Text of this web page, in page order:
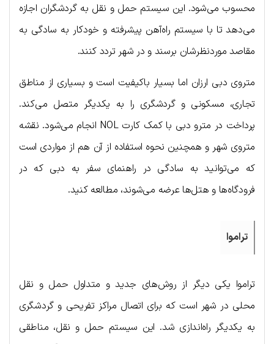
محسوب می‌شود. این سیستم حمل و نقل به گردشگران اجازه
می‌دهد تا با سیستم راه‌آهن پیشرفته و خودکار به سادگی به
مقاصد موردنظرشان برسند و در شهر تردد کنند.
متروی دبی ارزان اما بسیار باکیفیت است و بسیاری از مناطق
تجاری، مسکونی و گردشگری را به یکدیگر متصل می‌کند.
پرداخت در مترو دبی با کمک کارت NOL انجام می‌شود. نقشه
متروی شهر و همچنین نحوه استفاده از آن هم از مواردی است
که می‌توانید به سادگی در راهنمای سفر به دبی که در
فرودگاه‌ها و هتل‌ها عرضه می‌شوند، مطالعه کنید.
تراموا
تراموا یکی دیگر از روش‌های جدید و متداول حمل و نقل
محلی در شهر است که برای اتصال مراکز تفریحی و گردشگری
به یکدیگر راه‌اندازی شد. این سیستم حمل و نقل، مناطقی